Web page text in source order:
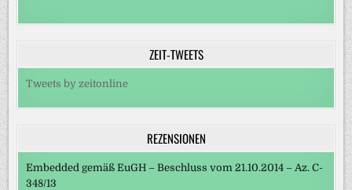
ZEIT-TWEETS
Tweets by zeitonline
REZENSIONEN
Embedded gemäß EuGH – Beschluss vom 21.10.2014 – Az. C-
348/13